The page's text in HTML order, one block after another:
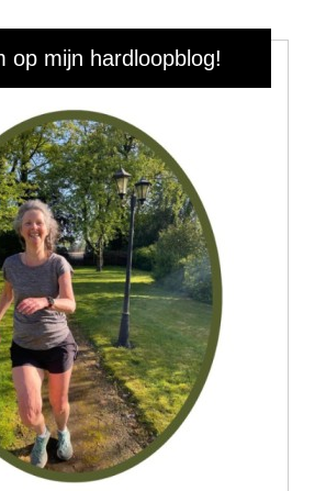
op mijn hardloopblog!